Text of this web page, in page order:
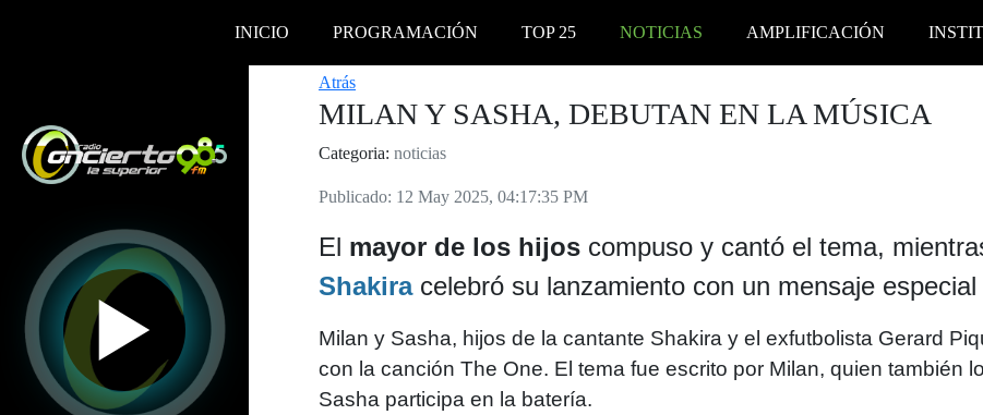
INICIO PROGRAMACIÓN TOP 25 NOTICIAS AMPLIFICACIÓN
Atrás
MILAN Y SASHA, DEBUTAN EN LA MÚSICA
Categoria: noticias
Publicado: 12 May 2025, 04:17:35 PM
El mayor de los hijos compuso y cantó el tema,
Shakiracelebró su lanzamiento con un mensaje especial
Milan y Sasha, hijos de la cantante Shakira y el exfutbolista Gerard
con la canción The One. El tema fue escrito por Milan, quien también
Sasha participa en la batería.